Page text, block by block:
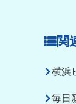
関
横浜
毎日